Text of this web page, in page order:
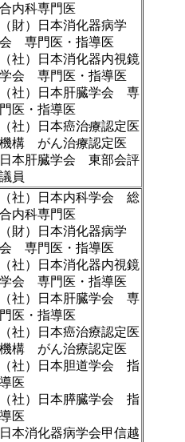
合内科専門医
（財）日本消化器病学
会 専門医・指導医
（社）日本消化器内視鏡
学会 専門医・指導医
（社）日本肝臓学会 専
門医・指導医
（社）日本癌治療認定医
機構 がん治療認定医
日本肝臓学会 東部会評
議員
（社）日本内科学会 総
合内科専門医
（財）日本消化器病学
会 専門医・指導医
（社）日本消化器内視鏡
学会 専門医・指導医
（社）日本肝臓学会 専
門医・指導医
（社）日本癌治療認定医
機構 がん治療認定医
（社）日本胆道学会 指
導医
（社）日本膵臓学会 指
導医
日本消化器病学会甲信越